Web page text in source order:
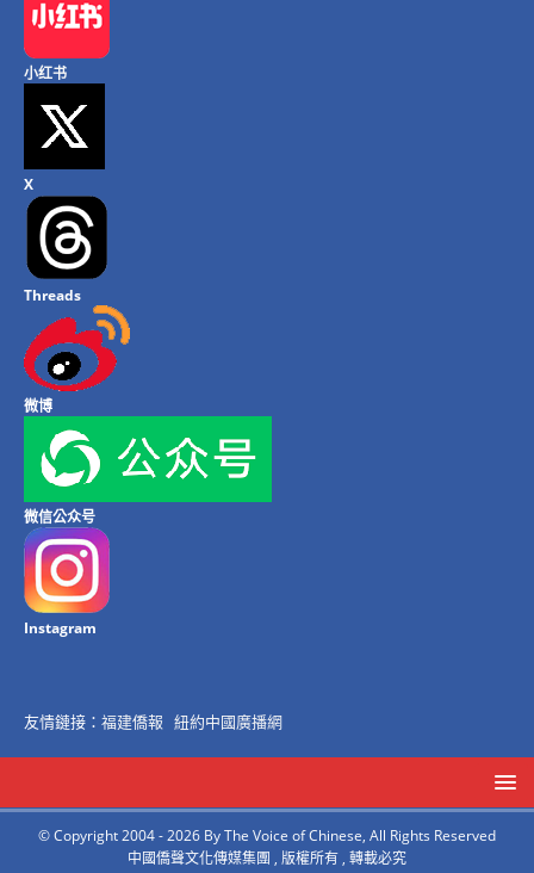
小红书
X
Threads
微博
微信公众号
Instagram
友情鏈接： 福建僑報 紐約中國廣播網
© Copyright 2004 - 2026 By The Voice of Chinese, All Rights Reserved
中國僑聲文化傳媒集團 , 版權所有 , 轉載必究